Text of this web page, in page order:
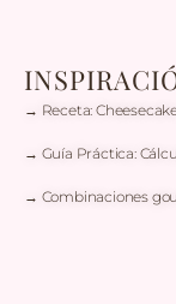
→ Receta:
→ Guía Práctica:
→ Combinaciones